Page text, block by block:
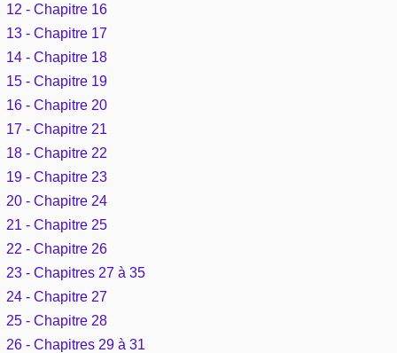
Vie pratique
Mariage, famille
Sujets de A à Z
Études et commentaires par passage
Dictionnaires bibliques
12 - Chapitre 16
13 - Chapitre 17
14 - Chapitre 18
15 - Chapitre 19
16 - Chapitre 20
17 - Chapitre 21
18 - Chapitre 22
19 - Chapitre 23
20 - Chapitre 24
21 - Chapitre 25
22 - Chapitre 26
23 - Chapitres 27 à 35
24 - Chapitre 27
25 - Chapitre 28
26 - Chapitres 29 à 31